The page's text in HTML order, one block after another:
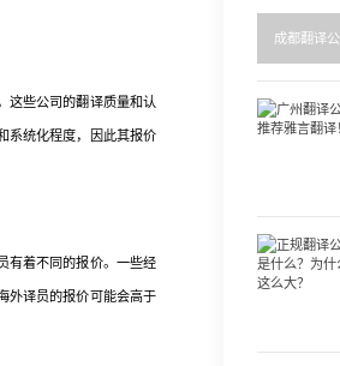
这些公司的翻译质量和认
系统化程度，因此其报价
有着不同的报价。一些经
外译员的报价可能会高于
成都翻译